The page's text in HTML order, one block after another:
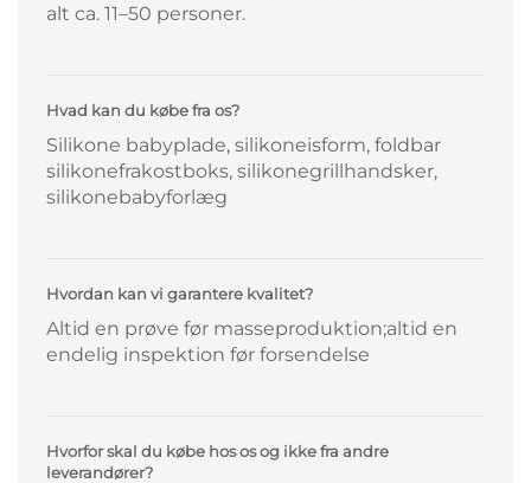
alt ca. 11–50 personer.
Hvad kan du købe fra os?
Silikone babyplade, silikoneisform, foldbar
silikonefrakostboks, silikonegrillhandsker,
silikonebabyforlæg
Hvordan kan vi garantere kvalitet?
Altid en prøve før masseproduktion;altid en
endelig inspektion før forsendelse
Hvorfor skal du købe hos os og ikke fra andre
leverandører?